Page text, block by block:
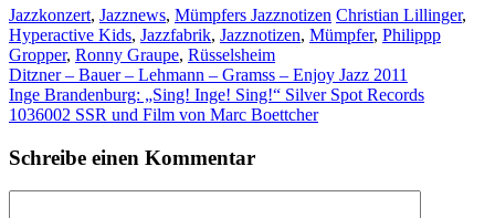
Kategorien
Jazzkonzert, Jazznews, Mümpfers Jazznotizen Schlagwörter
Christian Lillinger,
Hyperactive Kids, Jazzfabrik, Jazznotizen, Mümpfer, Philippp
Gropper, Ronny Graupe, Rüsselsheim
Ditzner – Bauer – Lehmann – Gramss – Enjoy Jazz 2011
Inge Brandenburg: „Sing! Inge! Sing!“ Silver Spot Records
1036002 SSR und Film von Marc Boettcher
Schreibe einen Kommentar